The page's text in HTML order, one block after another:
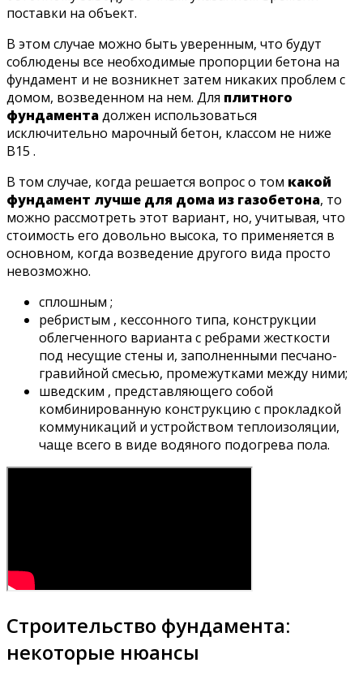
поставки на объект.
В этом случае можно быть уверенным, что будут
соблюдены все необходимые пропорции бетона на
фундамент и не возникнет затем никаких проблем с
домом, возведенном на нем. Для плитного
фундаментадолжен использоваться
исключительно марочный бетон, классом не ниже
В15 .
В том случае, когда решается вопрос о том какой
фундамент лучше для дома из газобетона, то
можно рассмотреть этот вариант, но, учитывая, что
стоимость его довольно высока, то применяется в
основном, когда возведение другого вида просто
невозможно.
сплошным ;
ребристым , кессонного типа, конструкции
облегченного варианта с ребрами жесткости
под несущие стены и, заполненными песчано-
гравийной смесью, промежутками между ними;
шведским , представляющего собой
комбинированную конструкцию с прокладкой
коммуникаций и устройством теплоизоляции,
чаще всего в виде водяного подогрева пола.
Строительство фундамента:
некоторые нюансы